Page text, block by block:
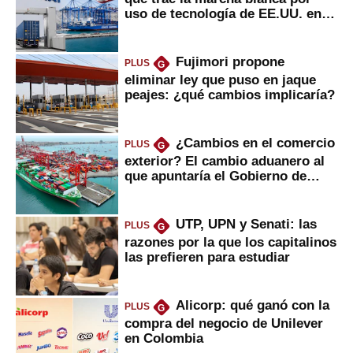
uso de tecnología de EE.UU. en
PLUS G
Fujimori propone
eliminar ley que puso en jaque
peajes: ¿qué cambios implicaría?
PLUS G
¿Cambios en el comercio
exterior? El cambio aduanero al
que apuntaría el Gobierno de
PLUS G
UTP, UPN y Senati: las
razones por la que los capitalinos
las prefieren para estudiar
PLUS G
Alicorp: qué ganó con la
compra del negocio de Unilever
en Colombia